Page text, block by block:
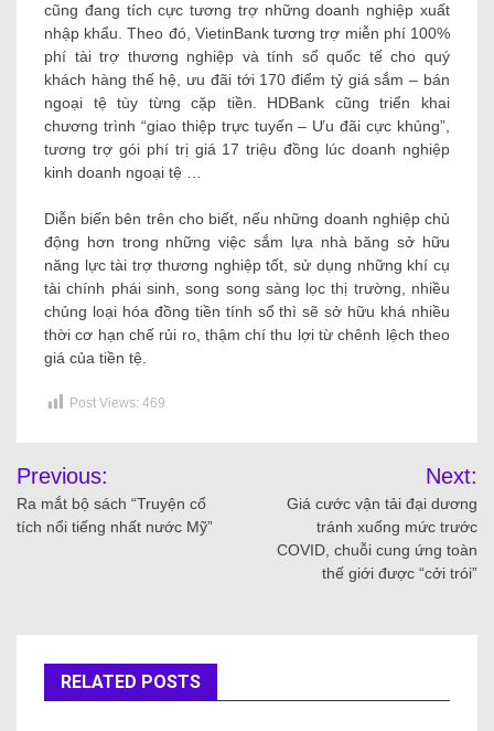
cũng đang tích cực tương trợ những doanh nghiệp xuất
nhập khẩu. Theo đó, VietinBank tương trợ miễn phí 100%
phí tài trợ thương nghiệp và tính sổ quốc tế cho quý
khách hàng thế hệ, ưu đãi tới 170 điểm tỷ giá sắm – bán
ngoại tệ tùy từng cặp tiền. HDBank cũng triển khai
chương trình “giao thiệp trực tuyến – Ưu đãi cực khủng”,
tương trợ gói phí trị giá 17 triệu đồng lúc doanh nghiệp
kinh doanh ngoại tệ …
Diễn biến bên trên cho biết, nếu những doanh nghiệp chủ
động hơn trong những việc sắm lựa nhà băng sở hữu
năng lực tài trợ thương nghiệp tốt, sử dụng những khí cụ
tài chính phái sinh, song song sàng lọc thị trường, nhiều
chủng loại hóa đồng tiền tính sổ thì sẽ sở hữu khá nhiều
thời cơ hạn chế rủi ro, thậm chí thu lợi từ chênh lệch theo
giá của tiền tệ.
Post Views: 469
Previous:
Ra mắt bộ sách “Truyện cổ
tích nổi tiếng nhất nước Mỹ”
Next:
Giá cước vận tải đại dương
tránh xuống mức trước
COVID, chuỗi cung ứng toàn
thế giới được “cởi trói”
RELATED POSTS